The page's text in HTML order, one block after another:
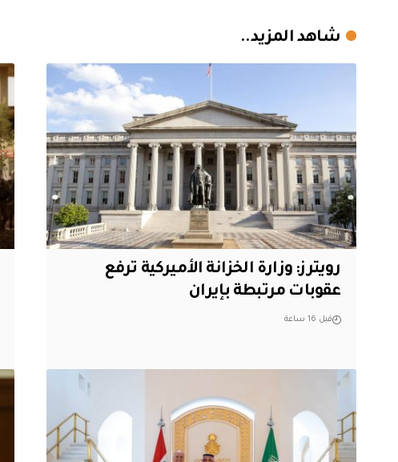
شاهد المزيد..
‏رويترز: وزارة الخزانة الأميركية ترفع
عقوبات مرتبطة بإيران
قبل 16 ساعة